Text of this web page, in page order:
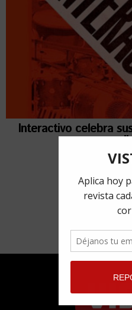
Interactivo celebra
por